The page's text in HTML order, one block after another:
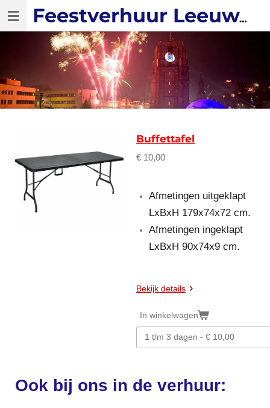
Ga
hoofdinhoud
Feestverhuur Leeuwarden
Buffettafel
€ 10,00
Afmetingen uitgeklapt
LxBxH 179x74x72 cm.
Afmetingen ingeklapt
LxBxH 90x74x9 cm.
Bekijk details
In winkelwagen
Ook bij ons in de verhuur: